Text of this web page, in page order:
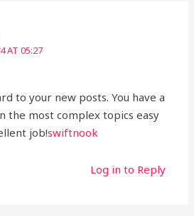
AT 05:27
to your new posts. You have a
the most complex topics easy
job!swiftnook
Log in to Reply